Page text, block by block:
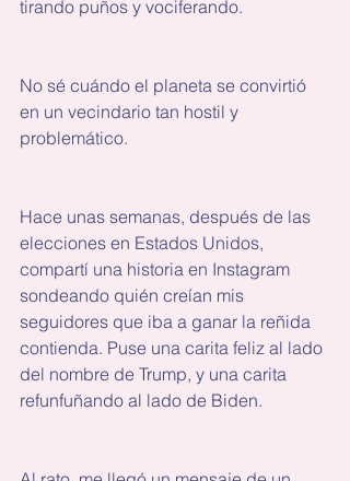
tirando puños y vociferando.
No sé cuándo el planeta se convirtió
en un vecindario tan hostil y
problemático.
Hace unas semanas, después de las
elecciones en Estados Unidos,
compartí una historia en Instagram
sondeando quién creían mis
seguidores que iba a ganar la reñida
contienda. Puse una carita feliz al lado
del nombre de Trump, y una carita
refunfuñando al lado de Biden.